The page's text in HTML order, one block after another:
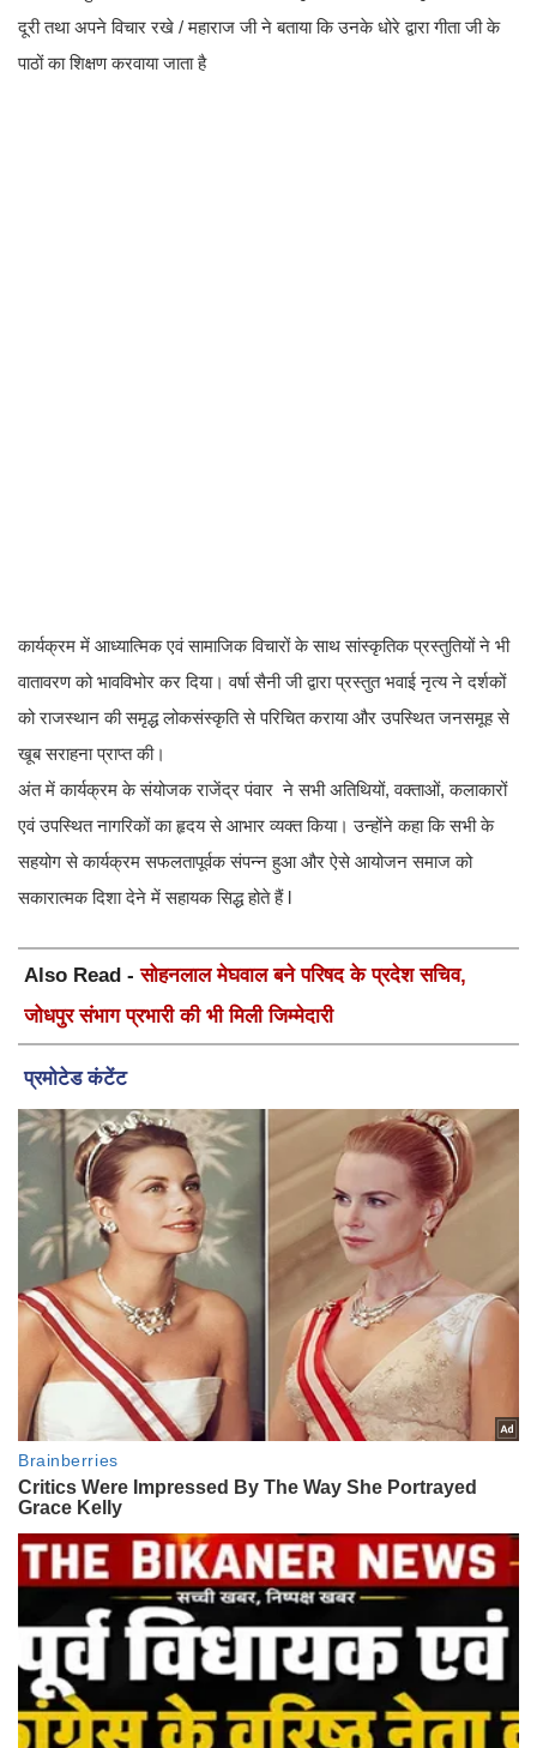
दूरी तथा अपने विचार रखे / महाराज जी ने बताया कि उनके धोरे द्वारा गीता जी के
पाठों का शिक्षण करवाया जाता है
कार्यक्रम में आध्यात्मिक एवं सामाजिक विचारों के साथ सांस्कृतिक प्रस्तुतियों ने भी
वातावरण को भावविभोर कर दिया। वर्षा सैनी जी द्वारा प्रस्तुत भवाई नृत्य ने दर्शकों
को राजस्थान की समृद्ध लोकसंस्कृति से परिचित कराया और उपस्थित जनसमूह से
खूब सराहना प्राप्त की।
अंत में कार्यक्रम के संयोजक राजेंद्र पंवार ने सभी अतिथियों, वक्ताओं, कलाकारों
एवं उपस्थित नागरिकों का हृदय से आभार व्यक्त किया। उन्होंने कहा कि सभी के
सहयोग से कार्यक्रम सफलतापूर्वक संपन्न हुआ और ऐसे आयोजन समाज को
सकारात्मक दिशा देने में सहायक सिद्ध होते हैं l
Also Read -सोहनलाल मेघवाल बने परिषद के प्रदेश सचिव,
जोधपुर संभाग प्रभारी की भी मिली जिम्मेदारी